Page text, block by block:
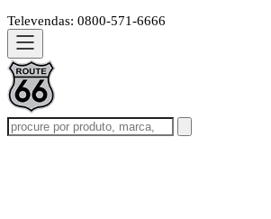
Televendas: 0800-571-6666